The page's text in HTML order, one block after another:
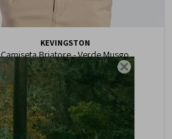

KEVINGSTON
Camiseta Briatore - Verde Musgo
$ 2.190
$1.862